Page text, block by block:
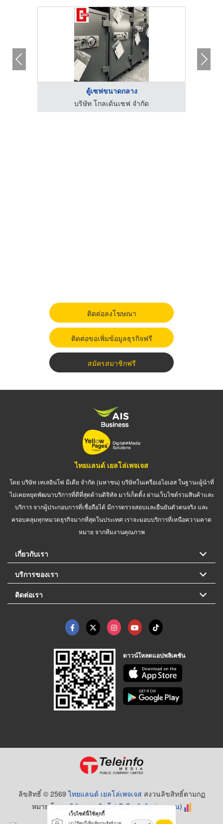
ตู้เซฟขนาดกลาง
บริษัท โกลเด้นเซฟ จำกัด
ติดต่อลงโฆษณา
ติดต่อขอเพิ่มข้อมูลธุรกิจฟรี
สมัครสมาชิกฟรี
ไทยแลนด์ เยลโล่เพจเจส
โดย บริษัท เทเลอินโฟ มีเดีย จำกัด (มหาชน) บริษัทในเครือเอไอเอส ในฐานะผู้นำที่
ไม่เคยหยุดพัฒนาบริการที่ดีที่สุดด้านดิจิทัล มาร์เก็ตติ้ง ผ่านเว็บไซต์รวมสินค้าและ
บริการ จากผู้ประกอบการที่เชื่อถือได้ มีการตรวจสอบและยืนยันตัวตนจริง และ
ครอบคลุมทุกหมวดธุรกิจมากที่สุดในประเทศ เราจะมอบบริการที่เหนือความคาด
หมาย จากทีมงานคุณภาพ
เกี่ยวกับเรา
บริการของเรา
ติดต่อเรา
ดาวน์โหลดแอปพลิเคชัน
ลิขสิทธิ์ © 2569ไทยแลนด์ เยลโล่เพจเจส สงวนลิขสิทธิ์ตามกฏ
หมาย โดยบริษัท เทเลอินโฟ มีเดีย จำกัด (มหาชน)
เว็บไซต์นี้ใช้คุกกี้
เราใช้คุกกี้เพื่อเพิ่มประสิทธิภาพ